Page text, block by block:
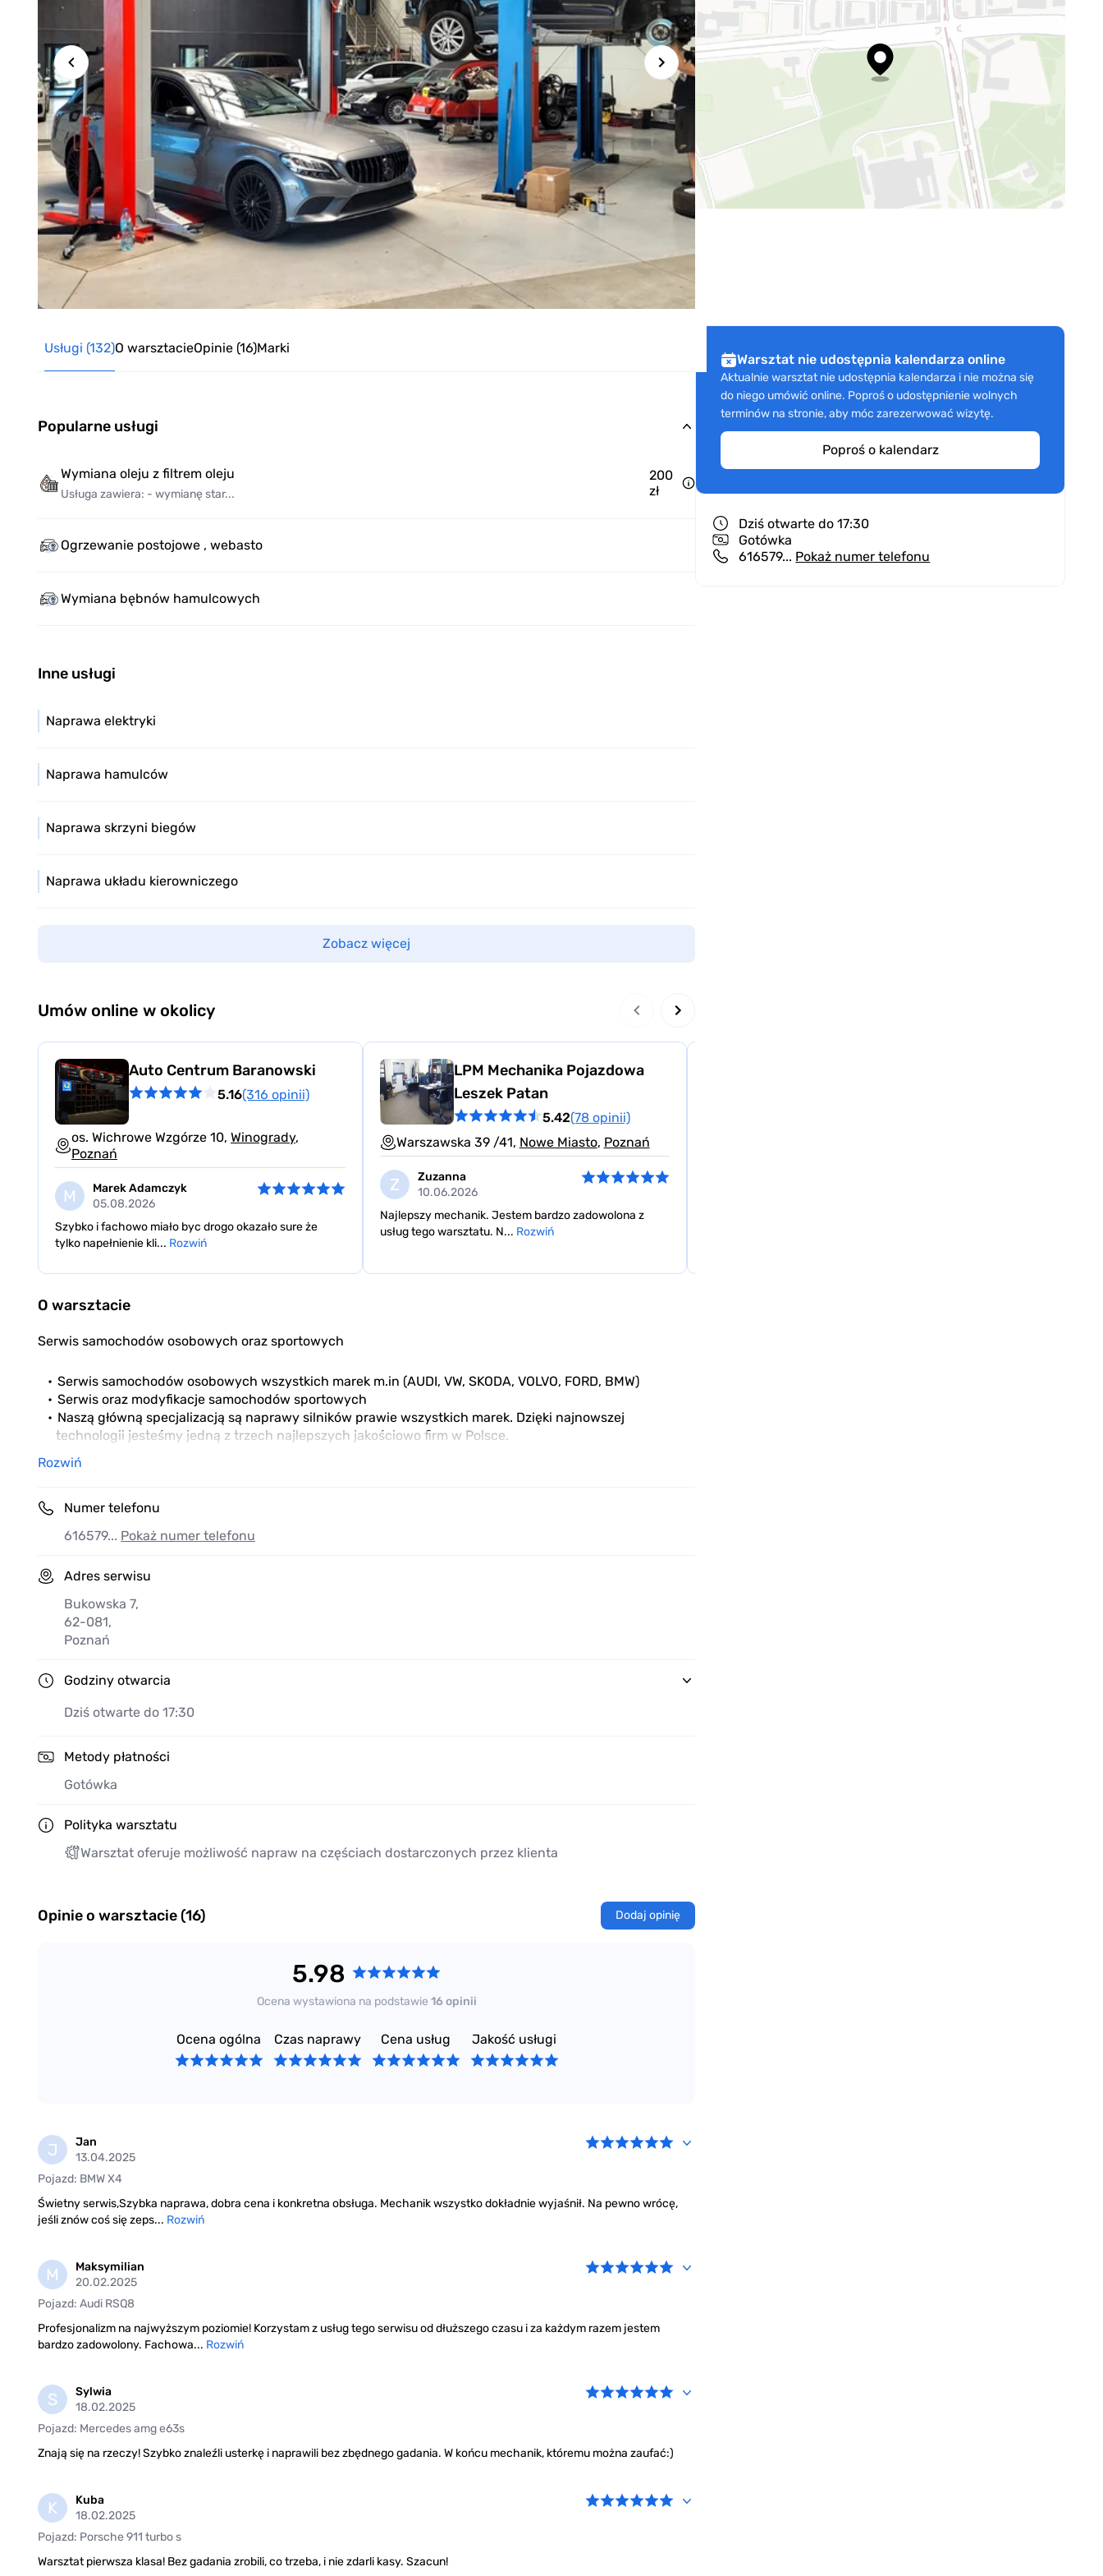
of
Usługi (132)O warsztacieOpinie (16)Marki
Popularne usługi
Wymiana oleju z filtrem oleju
Usługa zawiera: - wymianę star...
200
zł
Ogrzewanie postojowe , webasto
Wymiana bębnów hamulcowych
Inne usługi
Naprawa elektryki
Naprawa hamulców
Naprawa skrzyni biegów
Naprawa układu kierowniczego
Zobacz więcej
Umów online w okolicy
Auto Centrum Baranowski
5.16(316 opinii)
os. Wichrowe Wzgórze 10, Winogrady,
Poznań
M
Marek Adamczyk
05.08.2026
Szybko i fachowo miało byc drogo okazało sure że
tylko napełnienie kli... Rozwiń
LPM Mechanika Pojazdowa
Leszek Patan
5.42(78 opinii)
Warszawska 39 /41, Nowe Miasto, Poznań
Z
Zuzanna
10.06.2026
Najlepszy mechanik. Jestem bardzo zadowolona z
usług tego warsztatu. N... Rozwiń
1
of
O warsztacie
Serwis samochodów osobowych oraz sportowych
Serwis samochodów osobowych wszystkich marek m.in (AUDI, VW, SKODA, VOLVO, FORD, BMW)
Serwis oraz modyfikacje samochodów sportowych
Naszą główną specjalizacją są naprawy silników prawie wszystkich marek. Dzięki najnowszej
technologii jesteśmy jedną z trzech najlepszych jakościowo firm w Polsce.
Rozwiń
Numer telefonu
616579... Pokaż numer telefonu
Adres serwisu
Bukowska 7,
62-081,
Poznań
Godziny otwarcia
Dziś otwarte do 17:30
Metody płatności
Gotówka
Polityka warsztatu
Warsztat oferuje możliwość napraw na częściach dostarczonych przez klienta
Opinie o warsztacie (16) Dodaj opinię
5.98
Ocena wystawiona na podstawie 16 opinii
Ocena ogólna Czas naprawy Cena usług Jakość usługi
J
Jan
13.04.2025
Pojazd: BMW X4
Świetny serwis,Szybka naprawa, dobra cena i konkretna obsługa. Mechanik wszystko dokładnie wyjaśnił. Na pewno wrócę,
jeśli znów coś się zeps... Rozwiń
M
Maksymilian
20.02.2025
Pojazd: Audi RSQ8
Profesjonalizm na najwyższym poziomie! Korzystam z usług tego serwisu od dłuższego czasu i za każdym razem jestem
bardzo zadowolony. Fachowa... Rozwiń
S
Sylwia
18.02.2025
Pojazd: Mercedes amg e63s
Znają się na rzeczy! Szybko znaleźli usterkę i naprawili bez zbędnego gadania. W końcu mechanik, któremu można zaufać:)
K
Kuba
18.02.2025
Pojazd: Porsche 911 turbo s
Warsztat pierwsza klasa! Bez gadania zrobili, co trzeba, i nie zdarli kasy. Szacun!
Warsztat nie udostępnia kalendarza online
Aktualnie warsztat nie udostępnia kalendarza i nie można się
do niego umówić online. Poproś o udostępnienie wolnych
terminów na stronie, aby móc zarezerwować wizytę.
Poproś o kalendarz
Dziś otwarte do 17:30
Gotówka
616579... Pokaż numer telefonu